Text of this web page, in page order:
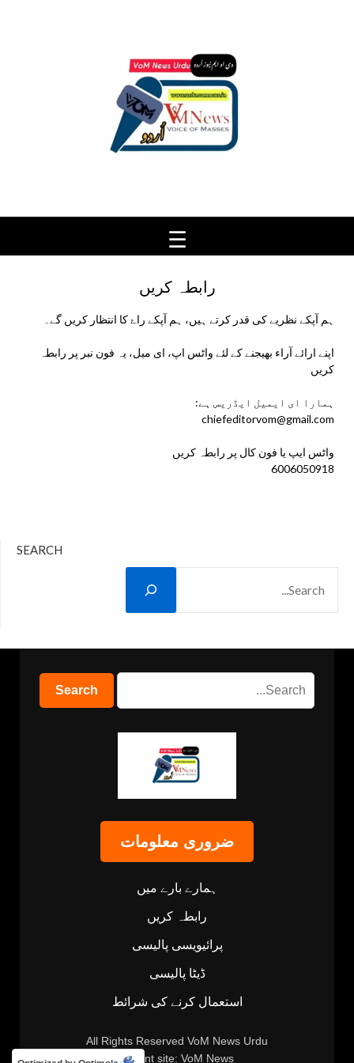
رابطہ کریں
ہم آپکے نظریے کی قدر کرتے ہیں، ہم آپکے راۓ کا انتظار کریں گے۔
اپنے ارائے آراء بھیجنے کے لئے واٹس اپ، ای میل، یہ فون نبر پر رابطہ
کریں
ہمارا ای ایمیل ایڈریس ہے:
chiefeditorvom@gmail.com
واٹس ایپ يا فون کال پر رابطہ کریں
6006050918
SEARCH
ضروری معلومات
ہمارے بارے میں
رابطہ کریں
پرائیویسی پالیسی
ڈیٹا پالیسی
استعمال کرنے کی شرائط
All Rights Reserved VoM News Urdu
Parent site: VoM News